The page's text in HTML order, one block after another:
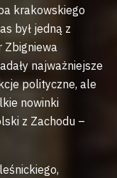
krakowskiego
był jedną z
Zbigniewa
najważniejsze
polityczne, ale
nowinki
z Zachodu –